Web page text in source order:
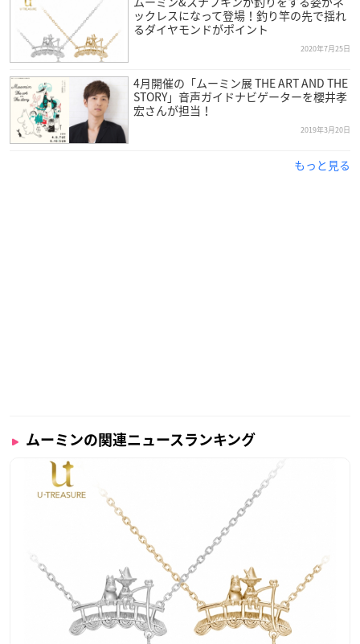
ックレスになって登場！釣り竿の先で揺れ
るダイヤモンドがポイント
2020年7月25日
4月開催の「ムーミン展 THE ART AND THE
STORY」音声ガイドナビゲーターを櫻井孝
宏さんが担当！
2019年3月20日
もっと見る
ムーミンの関連ニュースランキング